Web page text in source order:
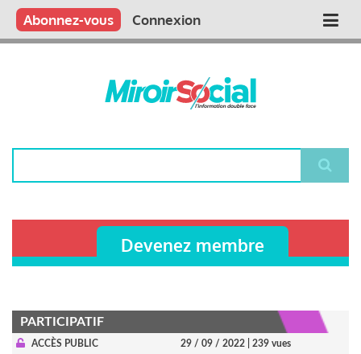
Aller
contenu
Main
Qui sommes nous ?
Vous publiez
Nous publions
Contactez-nous
Abonnez-vous Connexion
Devenez membre
PARTICIPATIF
ACCÈS PUBLIC 29 / 09 / 2022 | 239 vues